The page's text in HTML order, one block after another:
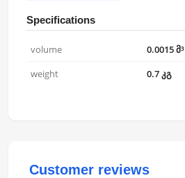
Specifications
volume
0.0015 მ³
weight
0.7 კგ
Customer reviews